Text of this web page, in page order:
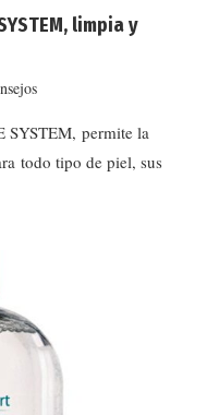
limpia y
SYSTEM, permite la
todo tipo de piel, sus